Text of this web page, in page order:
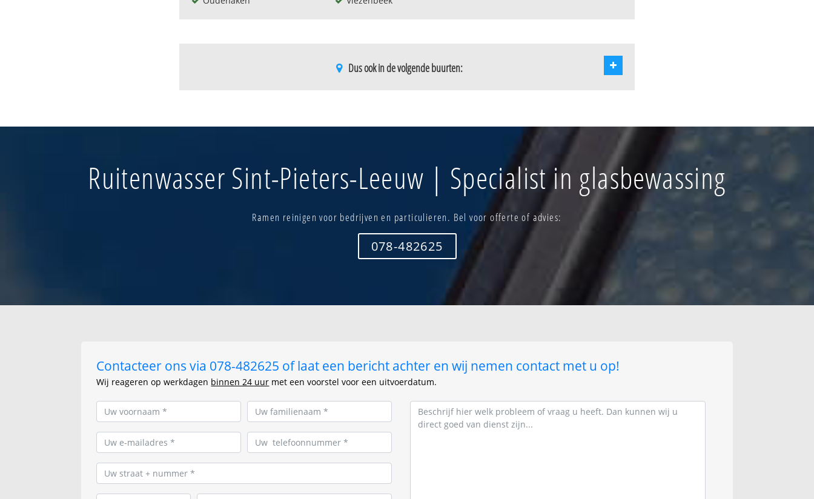
Dus ook in de volgende buurten:
w.
Negenmanneke-verspreide bew.
Oudenaken-kern
Sint-laureins-berchem -
verspreide bewoning
Sint-pieters-leeuw rink-kern
Vlezenbek-kern
Zuun-oost
Zuun-west
Ruitenwasser Sint-Pieters-Leeuw | Specialist in glasbewassing
Ramen reinigen voor bedrijven en particulieren. Bel voor offerte of advies:
078-482625
Contacteer ons via 078-482625 of laat een bericht achter en wij nemen contact met u op!
Wij reageren op werkdagen binnen 24 uur met een voorstel voor een uitvoerdatum.